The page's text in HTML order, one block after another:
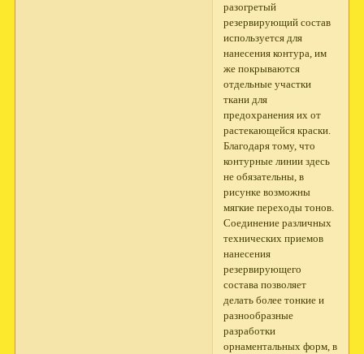
разогретый
резервирующий состав
используется для
нанесения контура, им
же покрываются
отдельные участки
ткани для
предохранения их от
растекающейся краски.
Благодаря тому, что
контурные линии здесь
не обязательны, в
рисунке возможны
мягкие переходы тонов.
Соединение различных
технических приемов
нанесения
резервирующего
состава позволяет
делать более тонкие и
разнообразные
разработки
орнаментальных форм, в